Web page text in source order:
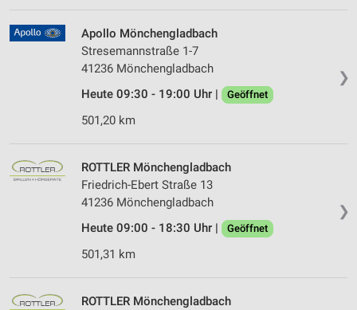
❯
Apollo Mönchengladbach
Stresemannstraße 1-7
41236 Mönchengladbach
Heute 09:30 - 19:00 Uhr |
Geöffnet
501,20 km
❯
ROTTLER Mönchengladbach
Friedrich-Ebert Straße 13
41236 Mönchengladbach
Heute 09:00 - 18:30 Uhr |
Geöffnet
501,31 km
ROTTLER Mönchengladbach